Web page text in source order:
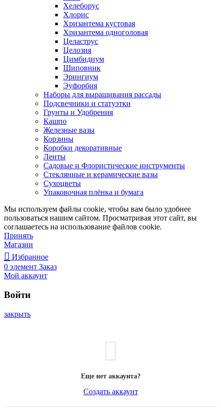
Хелеборус
Хлорис
Хризантема кустовая
Хризантема одноголовая
Целаструс
Целозия
Цимбидиум
Шиповник
Эрингиум
Эуфорбия
Наборы для выращивания рассады
Подсвечники и статуэтки
Грунты и Удобрения
Кашпо
Железные вазы
Корзины
Коробки декоративные
Ленты
Садовые и Флористические инструменты
Стеклянные и керамические вазы
Сухоцветы
Упаковочная плёнка и бумага
Мы используем файлы cookie, чтобы вам было удобнее
пользоваться нашим сайтом. Просматривая этот сайт, вы
соглашаетесь на использование файлов cookie.
Принять
Магазин
Избранное
0 элемент Заказ
Мой аккаунт
Войти
закрыть
Еще нет аккаунта?
Создать аккаунт